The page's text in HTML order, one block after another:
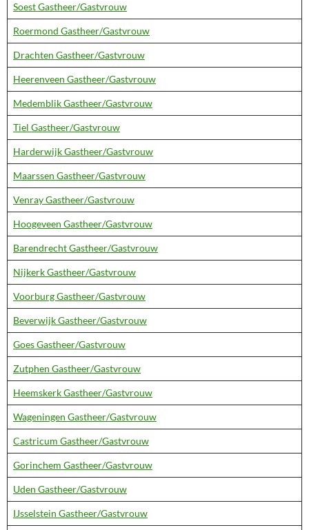
Soest Gastheer/Gastvrouw
Roermond Gastheer/Gastvrouw
Drachten Gastheer/Gastvrouw
Heerenveen Gastheer/Gastvrouw
Medemblik Gastheer/Gastvrouw
Tiel Gastheer/Gastvrouw
Harderwijk Gastheer/Gastvrouw
Maarssen Gastheer/Gastvrouw
Venray Gastheer/Gastvrouw
Hoogeveen Gastheer/Gastvrouw
Barendrecht Gastheer/Gastvrouw
Nijkerk Gastheer/Gastvrouw
Voorburg Gastheer/Gastvrouw
Beverwijk Gastheer/Gastvrouw
Goes Gastheer/Gastvrouw
Zutphen Gastheer/Gastvrouw
Heemskerk Gastheer/Gastvrouw
Wageningen Gastheer/Gastvrouw
Castricum Gastheer/Gastvrouw
Gorinchem Gastheer/Gastvrouw
Uden Gastheer/Gastvrouw
IJsselstein Gastheer/Gastvrouw